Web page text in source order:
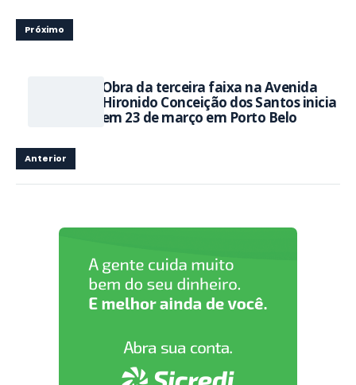
Próximo
Obra da terceira faixa na Avenida
Hironido Conceição dos Santos inicia
em 23 de março em Porto Belo
Anterior